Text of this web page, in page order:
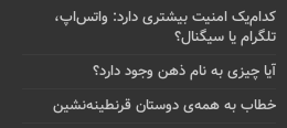
کدام‌یک امنیت بیشتری دارد: واتس‌اپ،
تلگرام یا سیگنال؟
آیا چیزی به نام ذهن وجود دارد؟
خطاب به همه‌ی دوستان قرنطینه‌نشین